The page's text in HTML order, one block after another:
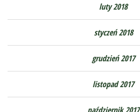
luty 2018
styczeń 2018
grudzień 2017
listopad 2017